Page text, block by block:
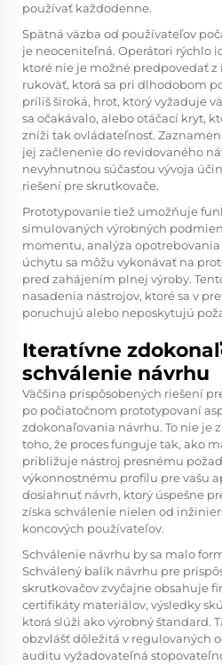
používať každodenne.
Spätná väzba od používateľov
je neoceniteľná. Operátori rýchlo
ktoré nie je možné predpovedať z
rukoväť, ktorá sa pri dlhodobom
príliš široká, hrot, ktorý vyžaduje
sa očakávalo, alebo otáčací kryt,
zníži tak ovládateľnosť.
jej začlenenie do revidovaného
nevyhnutnou súčasťou vývoja
riešení pre skrutkovače.
Prototypovanie tiež umožňuje
simulovaných výrobných
momentu, analýza
úchytu sa môžu vykonávať na
pred zahájením plnej výroby.
nasadenia nástrojov, ktoré sa v
poruchujú alebo neposkytujú
Iteratívne
schválenie návrhu
Väčšina prispôsobených riešení
po počiatočnom prototypovaní
zdokonaľovania návrhu. To nie je
toho, že proces funguje tak, ako
približuje nástroj presnému
výkonnostnému profilu pre vašu
dosiahnuť návrh, ktorý úspešne
získa schválenie nielen od
koncových používateľov.
Schválenie návrhu by sa malo
Schválený balík návrhu pre
skrutkovačov zvyčajne obsahuje
certifikáty materiálov, výsledky
ktorá slúži ako výrobný štandard.
obzvlášť dôležitá v regulovaných
auditu vyžadovateľná